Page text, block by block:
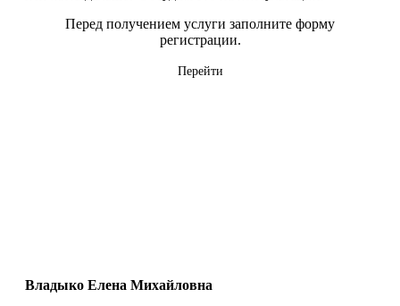
Перед получением услуги заполните форму
регистрации.
Перейти
Владыко Елена Михайловна